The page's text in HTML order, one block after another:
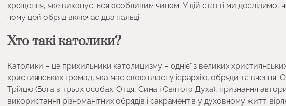
хрещення, яке виконується особливим чином. У цій статті ми дослідимо,
чому цей обряд включає два пальці.
Хто такі католики?
Католики – це прихильники католицизму – однієї з великих
християнських громад, яка має свою власну ієрархію, обряди та вчення.
Трійцю (Бога в трьох особах: Отця, Сина і Святого Духа), признання
використання різноманітних обрядів і сакраментів у духовному житті